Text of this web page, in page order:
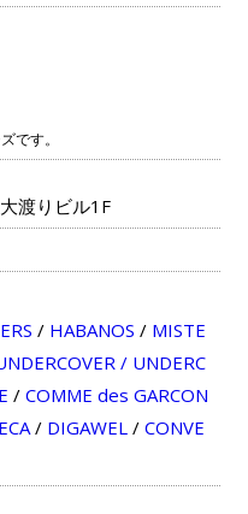
です。
渡りビル1F
/ HABANOS / MISTE
/ UNDERC
/ COMME des GARCON
/ DIGAWEL/ CONVE